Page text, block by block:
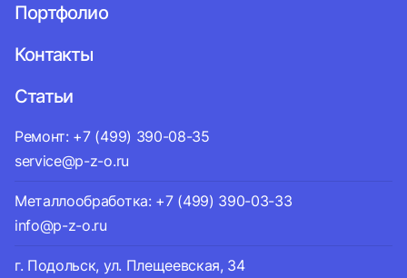
Портфолио
Контакты
Статьи
Ремонт: +7 (499) 390-08-35
service@p-z-o.ru
Металлообработка: +7 (499) 390-03-33
info@p-z-o.ru
г. Подольск, ул. Плещеевская, 34